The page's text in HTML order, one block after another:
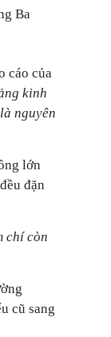
Ba
cáo của
kinh
nguyên
lớn
đặn
chí còn
cũ sang